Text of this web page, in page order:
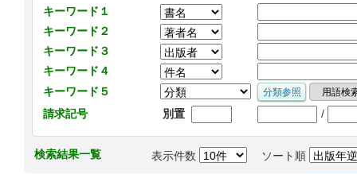
キーワード１
キーワード２
キーワード３
キーワード４
キーワード５
請求記号
別置 /
検索結果一覧 表示件数 ソート順